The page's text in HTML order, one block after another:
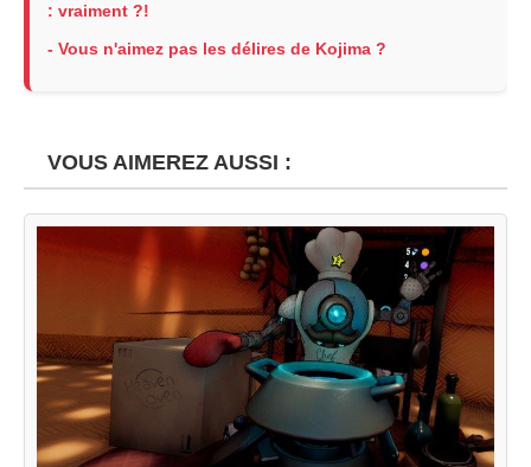
: vraiment ?!
- Vous n'aimez pas les délires de Kojima ?
VOUS AIMEREZ AUSSI :